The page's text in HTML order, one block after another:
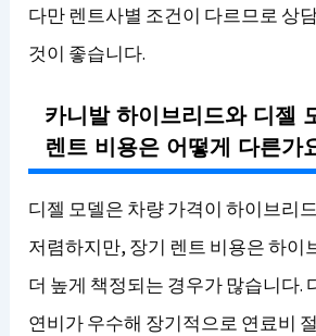
다만 렌트사별 조건이 다르므로 상
것이 좋습니다.
카니발 하이브리드와 디젤
렌트 비용은 어떻게 다른가
디젤 모델은 차량 가격이 하이브리
저렴하지만, 장기 렌트 비용은 하이
더 높게 책정되는 경우가 많습니다.
연비가 우수해 장기적으로 연료비